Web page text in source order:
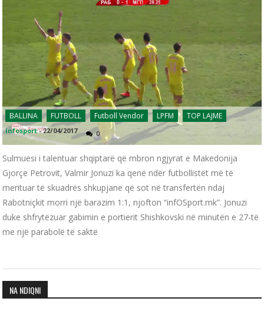
BALLINA FUTBOLL Futboll Vendor LPFM TOP LAJME
infosport -22/04/2017 0
Sulmuesi i talentuar shqiptarë që mbron ngjyrat e Makedonija
Gjorçe Petrovit, Valmir Jonuzi ka qenë ndër futbollistët më të
merituar të skuadrës shkupjane që sot në transfertën ndaj
Rabotniçkit morri një barazim 1:1, njofton “infOSport.mk”. Jonuzi
duke shfrytëzuar gabimin e portierit Shishkovski në minutën e 27-të
me një parabolë të saktë
NA NDIQNI